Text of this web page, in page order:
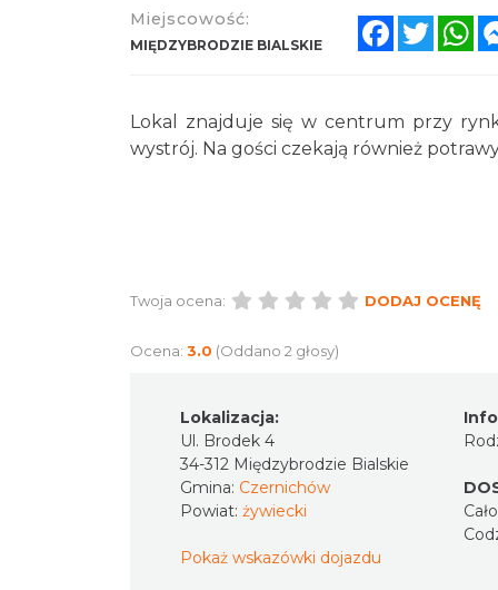
Miejscowość:
MIĘDZYBRODZIE BIALSKIE
FacebookTwitter
Lokal znajduje się w centrum przy
wystrój. Na gości czekają również
Twoja ocena: DODAJ OCENĘ
Ocena: 3.0 (Oddano 2 głosy)
Lokalizacja:
Ul. Brodek 4
34-312 Międzybrodzie Bialskie
Gmina: Czernichów
Powiat: żywiecki
Pokaż wskazówki dojazdu